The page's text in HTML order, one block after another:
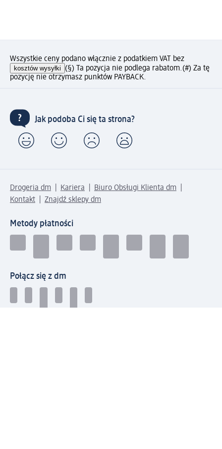
Wszystkie ceny podano włącznie z podatkiem VAT bez
kosztów wysyłki (§) Ta pozycja nie podlega rabatom.(#) Za tę
pozycję nie otrzymasz punktów PAYBACK.
Jak podoba Ci się ta strona?
Drogeria dm Kariera
Biuro Obsługi Klienta dm
Kontakt
Znajdź sklepy dm
Metody płatności
Połącz się z dm